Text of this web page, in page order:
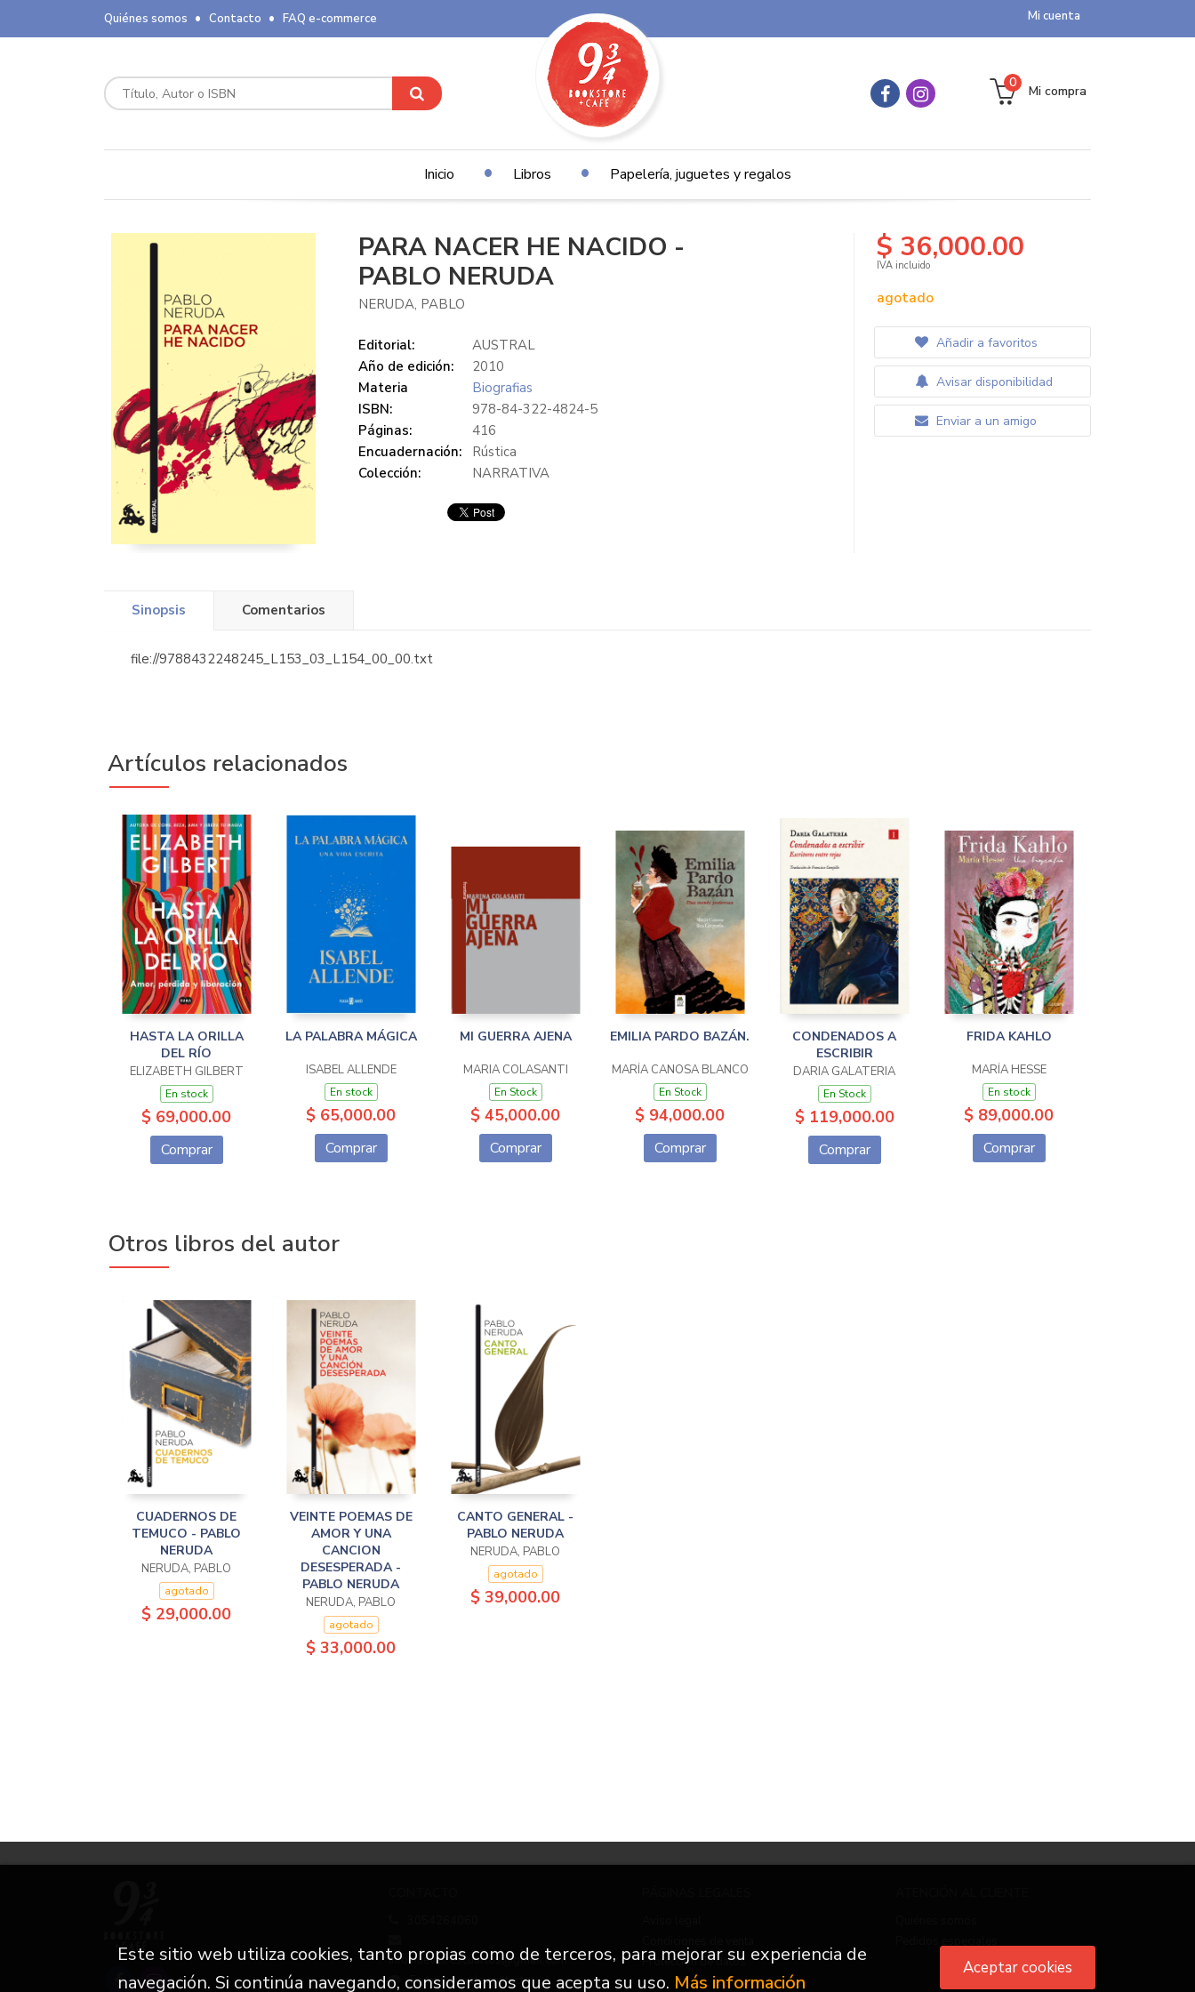
Mi cuenta
Quiénes somos Contacto FAQ e-commerce
Mi compra
0
Inicio Libros Papelería, juguetes y regalos
PARA NACER HE NACIDO -
PABLO NERUDA
NERUDA, PABLO
Editorial:
AUSTRAL
Año de edición:
2010
Materia
Biografias
ISBN:
978-84-322-4824-5
Páginas:
416
Encuadernación:
Rústica
Colección:
NARRATIVA
$ 36,000.00
IVA incluido
agotado
Añadir a favoritos
Avisar disponibilidad
Enviar a un amigo
Sinopsis Comentarios
file://9788432248245_L153_03_L154_00_00.txt
Artículos relacionados
HASTA LA ORILLA
DEL RÍO
ELIZABETH GILBERT
En stock
$ 69,000.00
Comprar
LA PALABRA MÁGICA
ISABEL ALLENDE
En stock
$ 65,000.00
Comprar
MI GUERRA AJENA
MARIA COLASANTI
En Stock
$ 45,000.00
Comprar
EMILIA PARDO BAZÁN.
MARÍA CANOSA BLANCO
En Stock
$ 94,000.00
Comprar
CONDENADOS A
ESCRIBIR
DARIA GALATERIA
En Stock
$ 119,000.00
Comprar
FRIDA KAHLO
MARÍA HESSE
En stock
$ 89,000.00
Comprar
Otros libros del autor
CUADERNOS DE
TEMUCO - PABLO
NERUDA
NERUDA, PABLO
agotado
$ 29,000.00
VEINTE POEMAS DE
AMOR Y UNA
CANCION
DESESPERADA -
PABLO NERUDA
NERUDA, PABLO
agotado
$ 33,000.00
CANTO GENERAL -
PABLO NERUDA
NERUDA, PABLO
agotado
$ 39,000.00
info.nuevetrescuartos@gmail.com
Formulario de contacto
Protección de datos
Este sitio web utiliza cookies, tanto propias como de terceros, para mejorar su experiencia de
navegación. Si continúa navegando, consideramos que acepta su uso. Más información
Aceptar cookies